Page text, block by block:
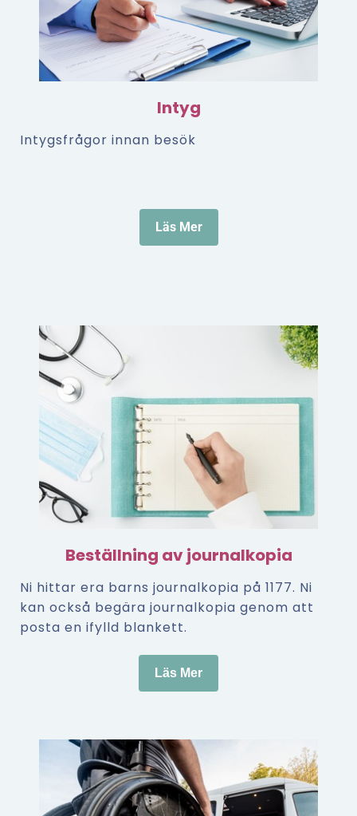
Intyg
Intygsfrågor innan besök
Läs Mer
Beställning av journalkopia
Ni hittar era barns journalkopia på 1177. Ni
kan också begära journalkopia genom att
posta en ifylld blankett.
Läs Mer